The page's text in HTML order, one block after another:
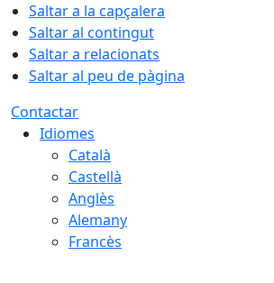
Saltar a la capçalera
Saltar al contingut
Saltar a relacionats
Saltar al peu de pàgina
Contactar
Idiomes
Català
Castellà
Anglès
Alemany
Francès